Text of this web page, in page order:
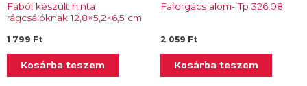
Fából készült hinta
rágcsálóknak 12,8×5,2×6,5 cm
1 799 Ft
Kosárba teszem
Faforgács alom- Tp 326.08
2 059 Ft
Kosárba teszem